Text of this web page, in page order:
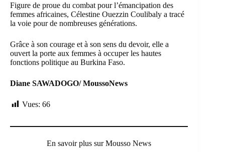
Figure de proue du combat pour l’émancipation des
femmes africaines, Célestine Ouezzin Coulibaly a tracé
la voie pour de nombreuses générations.
Grâce à son courage et à son sens du devoir, elle a
ouvert la porte aux femmes à occuper les hautes
fonctions politique au Burkina Faso.
Diane SAWADOGO/ MoussoNews
Vues: 66
En savoir plus sur Mousso News